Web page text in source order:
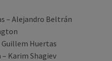
– Alejandro Beltrán
Guillem Huertas
– Karim Shagiev